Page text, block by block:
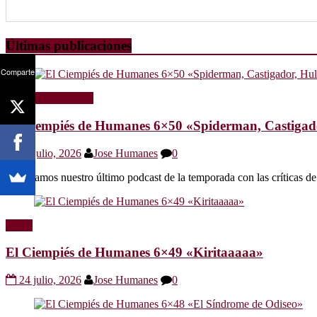
Últimas publicaciones
Radio
El Ciempiés de Humanes 6×50 «Spiderman,
30 julio, 2026 Jose Humanes
0
Os dejamos nuestro último podcast de la temporada con las
El Ciempiés de Humanes 6×49 «Kiritaaaaa»
24 julio, 2026 Jose Humanes 0
Comparte